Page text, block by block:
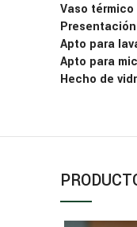
Vaso
Apto para
Apto para
Hecho de